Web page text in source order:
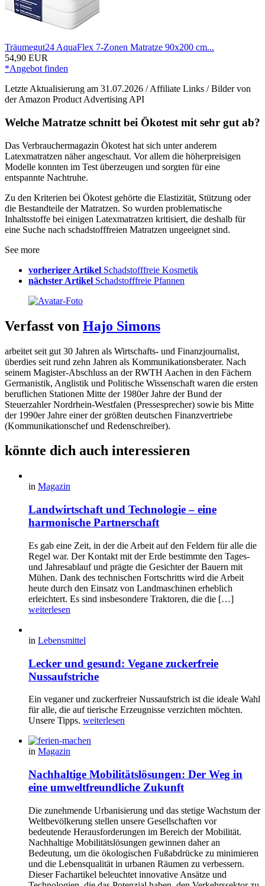
Träumegut24 AquaFlex 7-Zonen Matratze 90x200 cm...
54,90 EUR
*Angebot finden
Letzte Aktualisierung am 31.07.2026 / Affiliate Links / Bilder von
der Amazon Product Advertising API
Welche Matratze schnitt bei Ökotest mit sehr gut ab?
Das Verbrauchermagazin Ökotest hat sich unter anderem
Latexmatratzen näher angeschaut. Vor allem die höherpreisigen
Modelle konnten im Test überzeugen und sorgten für eine
entspannte Nachtruhe.
Zu den Kriterien bei Ökotest gehörte die Elastizität, Stützung oder
die Bestandteile der Matratzen. So wurden problematische
Inhaltsstoffe bei einigen Latexmatratzen kritisiert, die deshalb für
eine Suche nach schadstofffreien Matratzen ungeeignet sind.
See more
vorheriger Artikel Schadstofffreie Kosmetik
nächster Artikel Schadstofffreie Pfannen
Verfasst von Hajo Simons
arbeitet seit gut 30 Jahren als Wirtschafts- und Finanzjournalist,
überdies seit rund zehn Jahren als Kommunikationsberater. Nach
seinem Magister-Abschluss an der RWTH Aachen in den Fächern
Germanistik, Anglistik und Politische Wissenschaft waren die ersten
beruflichen Stationen Mitte der 1980er Jahre der Bund der
Steuerzahler Nordrhein-Westfalen (Pressesprecher) sowie bis Mitte
der 1990er Jahre einer der größten deutschen Finanzvertriebe
(Kommunikationschef und Redenschreiber).
könnte dich auch interessieren
in Magazin
Landwirtschaft und Technologie – eine
harmonische Partnerschaft
Es gab eine Zeit, in der die Arbeit auf den Feldern für alle die
Regel war. Der Kontakt mit der Erde bestimmte den Tages-
und Jahresablauf und prägte die Gesichter der Bauern mit
Mühen. Dank des technischen Fortschritts wird die Arbeit
heute durch den Einsatz von Landmaschinen erheblich
erleichtert. Es sind insbesondere Traktoren, die die […]
weiterlesen
in Lebensmittel
Lecker und gesund: Vegane zuckerfreie
Nussaufstriche
Ein veganer und zuckerfreier Nussaufstrich ist die ideale Wahl
für alle, die auf tierische Erzeugnisse verzichten möchten.
Unsere Tipps. weiterlesen
in Magazin
Nachhaltige Mobilitätslösungen: Der Weg in
eine umweltfreundliche Zukunft
Die zunehmende Urbanisierung und das stetige Wachstum der
Weltbevölkerung stellen unsere Gesellschaften vor
bedeutende Herausforderungen im Bereich der Mobilität.
Nachhaltige Mobilitätslösungen gewinnen daher an
Bedeutung, um die ökologischen Fußabdrücke zu minimieren
und die Lebensqualität in urbanen Räumen zu verbessern.
Dieser Fachartikel beleuchtet innovative Ansätze und